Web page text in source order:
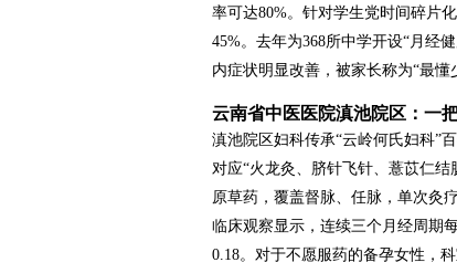
率可达80%。针对学生党时间碎片
45%。去年为368所中学开设“月经
内症状明显改善，被家长称为“最懂
云南省中医医院滇池院区：一
滇池院区妇科传承“云岭何氏妇科”
对应“火龙灸、脐针飞针、薏苡仁
原草药，覆盖督脉、任脉，单次灸
临床观察显示，连续三个月经周期
0.18。对于不愿服药的备孕女性，